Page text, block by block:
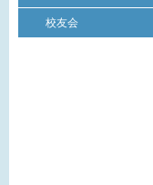
校友会